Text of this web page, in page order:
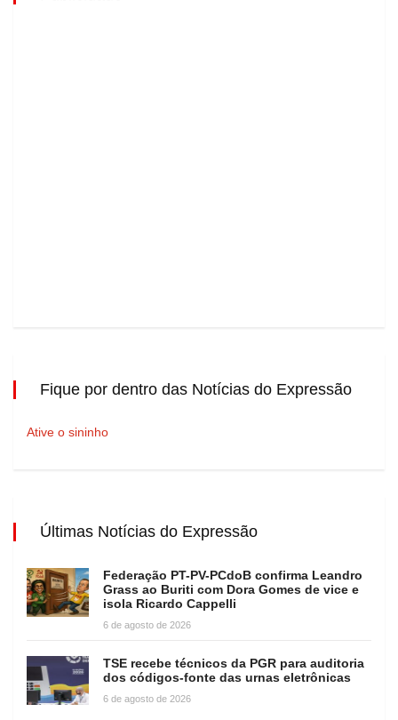
Fique por dentro das Notícias do Expressão
Ative o sininho
Últimas Notícias do Expressão
Federação PT-PV-PCdoB confirma Leandro
Grass ao Buriti com Dora Gomes de vice e
isola Ricardo Cappelli
6 de agosto de 2026
TSE recebe técnicos da PGR para auditoria
dos códigos-fonte das urnas eletrônicas
6 de agosto de 2026